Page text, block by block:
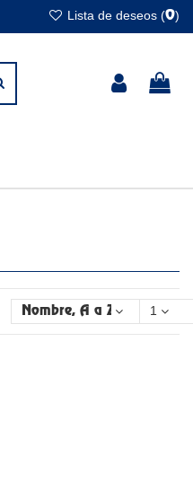
Lista de deseos (0)
Nombre, A a Z 1